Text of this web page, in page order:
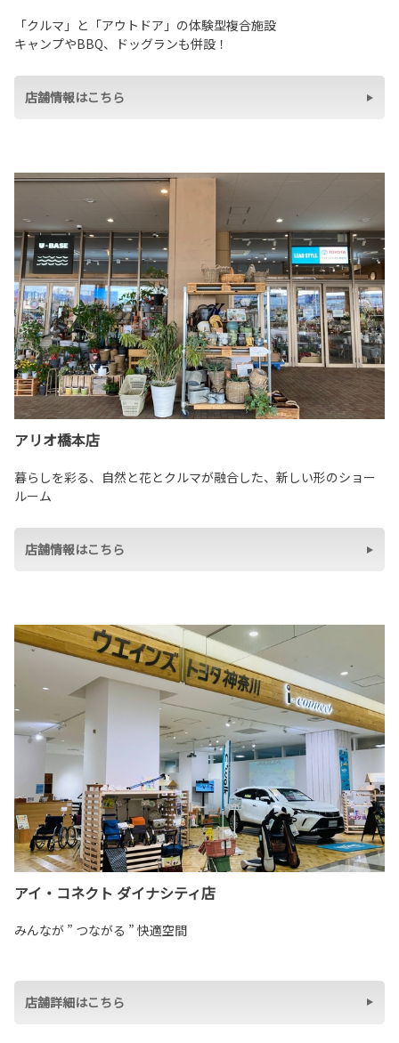
「クルマ」と「アウトドア」の体験型複合施設
キャンプやBBQ、ドッグランも併設！
店舗情報はこちら
アリオ橋本店
暮らしを彩る、自然と花とクルマが融合した、新しい形のショー
ルーム
店舗情報はこちら
アイ・コネクト ダイナシティ店
みんなが ” つながる ” 快適空間
店舗詳細はこちら